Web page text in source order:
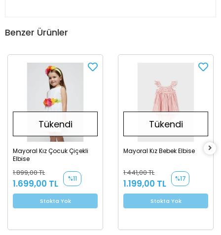
Benzer Ürünler
Tükendi
Mayoral Kız Çocuk Çiçekli
Elbise
1.899,00 TL
1.699,00 TL %11
Stokta Yok
Tükendi
Mayoral Kız Bebek Elbise
1.441,00 TL
1.199,00 TL %17
Stokta Yok